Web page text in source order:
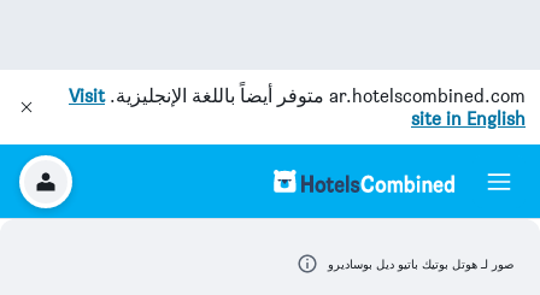
ar.hotelscombined.com متوفر أيضاً باللغة الإنجليزية.Visit
site in English
صور لـ هوتل بوتيك باتيو ديل بوساديرو